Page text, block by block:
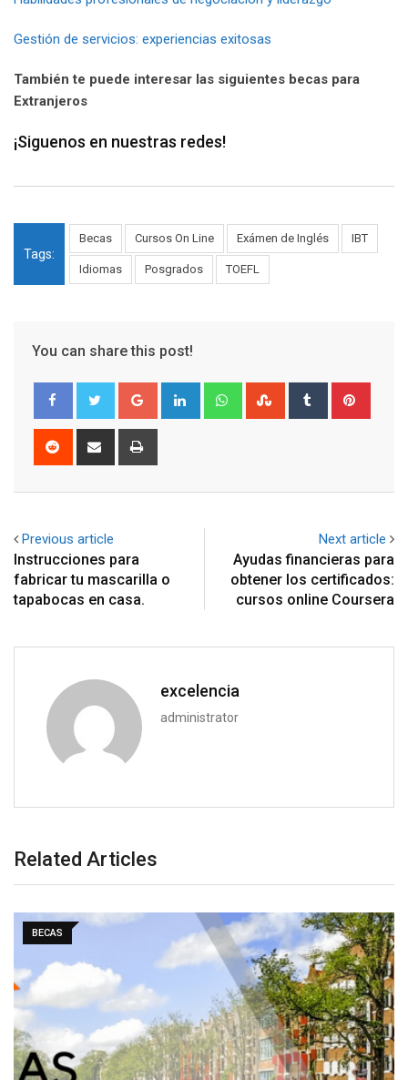
Gestión de servicios: experiencias exitosas
También te puede interesar las siguientes becas para
Extranjeros
¡Siguenos en nuestras redes!
Tags:
Becas Cursos On Line Exámen de Inglés IBT
Idiomas Posgrados TOEFL
You can share this post!
Google+ LinkedIn WhatsappStumbleUpon
Tumblr
Reddit
Share
Previous article
Instrucciones para
fabricar tu mascarilla o
tapabocas en casa.
Next article
Ayudas financieras para
obtener los certificados:
cursos online Coursera
excelencia
administrator
Related Articles
BECAS